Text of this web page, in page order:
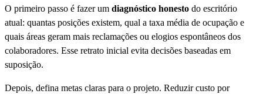
O primeiro passo é fazer um diagnóstico honesto do escritório
atual: quantas posições existem, qual a taxa média de ocupação e
quais áreas geram mais reclamações ou elogios espontâneos dos
colaboradores. Esse retrato inicial evita decisões baseadas em
suposição.
Depois, defina metas claras para o projeto. Reduzir custo por